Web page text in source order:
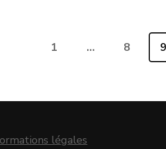
Page
1 … Page
8 9
légales